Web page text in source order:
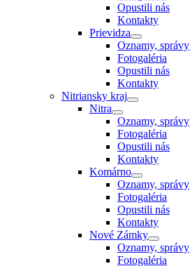
Opustili nás
Kontakty
Prievidza
Oznamy, správy
Fotogaléria
Opustili nás
Kontakty
Nitriansky kraj
Nitra
Oznamy, správy
Fotogaléria
Opustili nás
Kontakty
Komárno
Oznamy, správy
Fotogaléria
Opustili nás
Kontakty
Nové Zámky
Oznamy, správy
Fotogaléria